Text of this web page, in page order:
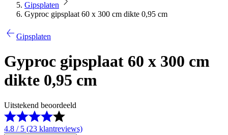
Gipsplaten
Gyproc gipsplaat 60 x 300 cm dikte 0,95 cm
Gipsplaten
Gyproc gipsplaat 60 x 300 cm
dikte 0,95 cm
Uitstekend beoordeeld
4.8 / 5 (23 klantreviews)